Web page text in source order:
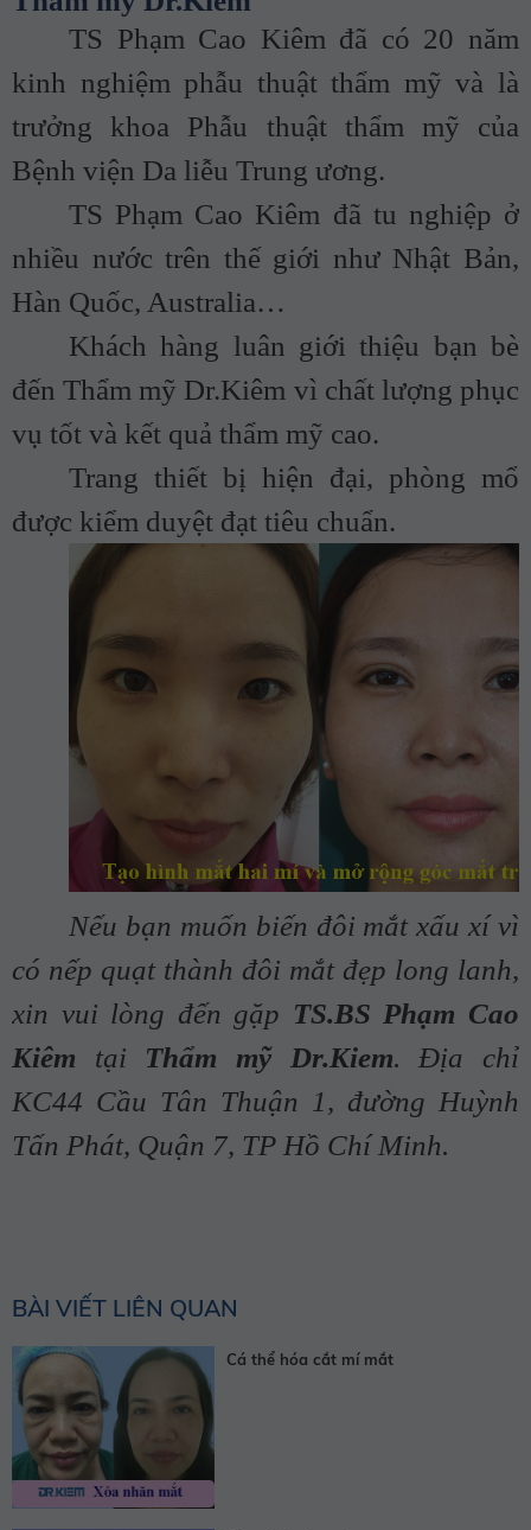
TS Phạm Cao Kiêm đã có 20 năm
kinh nghiệm phẫu thuật thẩm mỹ và là
trưởng khoa Phẫu thuật thẩm mỹ của
Bệnh viện Da liễu Trung ương.
TS Phạm Cao Kiêm đã tu nghiệp ở
nhiều nước trên thế giới như Nhật Bản,
Hàn Quốc, Australia…
Khách hàng luân giới thiệu bạn bè
đến Thẩm mỹ Dr.Kiêm vì chất lượng phục
vụ tốt và kết quả thẩm mỹ cao.
Trang thiết bị hiện đại, phòng mổ
được kiểm duyệt đạt tiêu chuẩn.
Nếu bạn muốn biến đôi mắt xấu xí vì
có nếp quạt thành đôi mắt đẹp long lanh,
xin vui lòng đến gặp TS.BS Phạm Cao
Kiêm tại Thẩm mỹ Dr.Kiem. Địa chỉ
KC44 Cầu Tân Thuận 1, đường Huỳnh
Tấn Phát, Quận 7, TP Hồ Chí Minh.
BÀI VIẾT LIÊN QUAN
Cá thể hóa cắt mí mắt